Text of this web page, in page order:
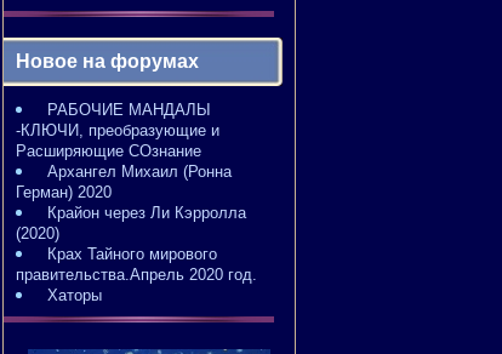
Новое на форумах
РАБОЧИЕ МАНДАЛЫ
-КЛЮЧИ, преобразующие и
Расширяющие СОзнание
Архангел Михаил (Ронна
Герман) 2020
Крайон через Ли Кэрролла
(2020)
Крах Тайного мирового
правительства.Апрель 2020 год.
Хаторы